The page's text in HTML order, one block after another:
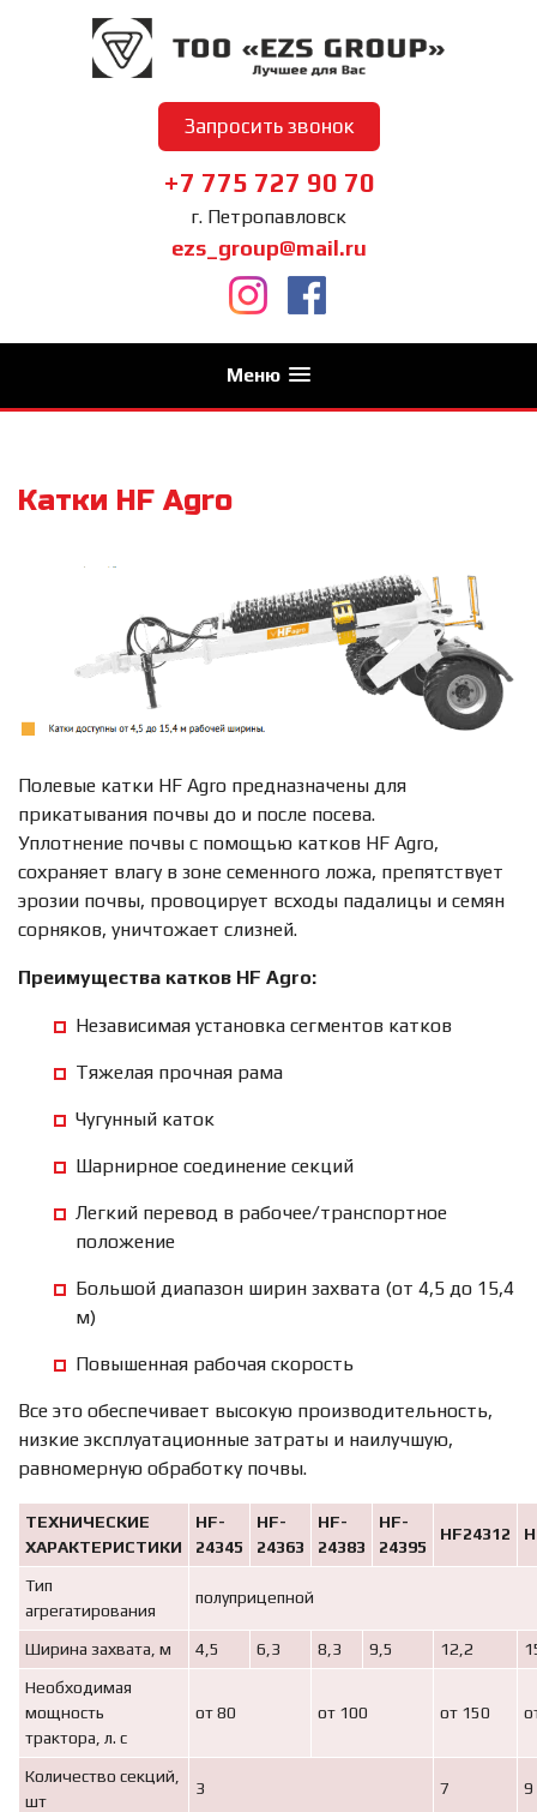
Запросить звонок
+7 775 727 90 70
г. Петропавловск
ezs_group@mail.ru
Меню
Катки HF Agro
Полевые катки HF Agro предназначены для
прикатывания почвы до и после посева.
Уплотнение почвы с помощью катков HF Agro,
сохраняет влагу в зоне семенного ложа, препятствует
эрозии почвы, провоцирует всходы падалицы и семян
сорняков, уничтожает слизней.
Преимущества катков HF Agro:
Независимая установка сегментов катков
Тяжелая прочная рама
Чугунный каток
Шарнирное соединение секций
Легкий перевод в рабочее/транспортное
положение
Большой диапазон ширин захвата (от 4,5 до 15,4
м)
Повышенная рабочая скорость
Все это обеспечивает высокую производительность,
низкие эксплуатационные затраты и наилучшую,
равномерную обработку почвы.
ТЕХНИЧЕСКИЕ
ХАРАКТЕРИСТИКИ
HF-
24345
HF-
24363
HF-
24383
HF-
24395
HF24312
Тип
агрегатирования
полуприцепной
Ширина захвата, м 4,5 6,3 8,3 9,5 12,2
Необходимая
мощность
трактора, л. с
от 80 от 100 от 150
Количество секций,
шт
3 7 9